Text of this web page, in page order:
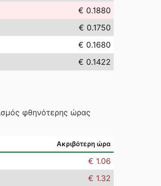
€ 0.1880
€ 0.1750
€ 0.1680
€ 0.1422
φθηνότερης ώρας
Ακριβότερη ώρα
€ 1.06
€ 1.32